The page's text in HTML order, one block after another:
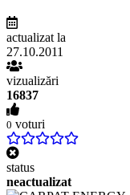
actualizat la
27.10.2011
vizualizări
16837
0 voturi
status
neactualizat